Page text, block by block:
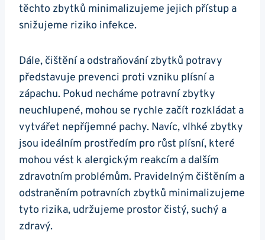
těchto zbytků minimalizujeme jejich přístup a
snižujeme riziko infekce.
Dále, čištění a odstraňování zbytků potravy
představuje prevenci proti vzniku plísní a
zápachu. Pokud necháme potravní zbytky
neuchlupené, mohou se rychle začít rozkládat a
vytvářet nepříjemné pachy. Navíc, vlhké zbytky
jsou ideálním prostředím pro růst plísní, které
mohou vést k alergickým reakcím a dalším
zdravotním problémům. Pravidelným čištěním a
odstraněním potravních zbytků minimalizujeme
tyto rizika, udržujeme prostor čistý, suchý a
zdravý.